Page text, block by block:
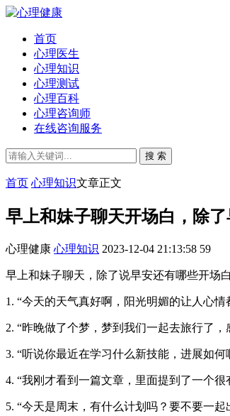
首页
心理医生
心理知识
心理测试
心理百科
心理咨询师
在线咨询服务
搜 索
首页 心理知识文章正文
早上和妹子聊天开场白，除
心理健康 心理知识 2023-12-04 21:13:58 59
早上和妹子聊天，除了说早安还有哪些开场
1. “今天的天气真好啊，阳光明媚的让人心情
2. “昨晚做了个梦，梦到我们一起去旅行了，
3. “听说你最近在学习什么新技能，进展如何
4. “我刚才看到一篇文章，里面提到了一个
5. “今天是周末，有什么计划吗？要不要一起